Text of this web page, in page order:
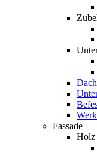
Fassade
Holz